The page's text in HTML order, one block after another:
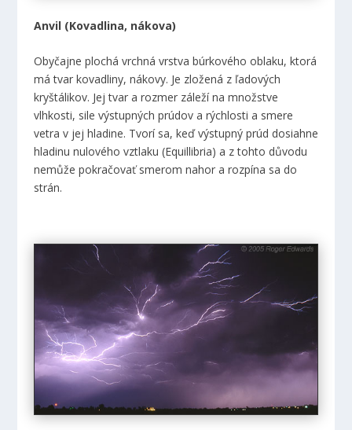
Anvil (Kovadlina, nákova)
Obyčajne plochá vrchná vrstva búrkového oblaku, ktorá
má tvar kovadliny, nákovy. Je zložená z ľadových
kryštálikov. Jej tvar a rozmer záleží na množstve
vlhkosti, sile výstupných prúdov a rýchlosti a smere
vetra v jej hladine. Tvorí sa, keď výstupný prúd dosiahne
hladinu nulového vztlaku (Equillibria) a z tohto důvodu
nemůže pokračovať smerom nahor a rozpína sa do
strán.